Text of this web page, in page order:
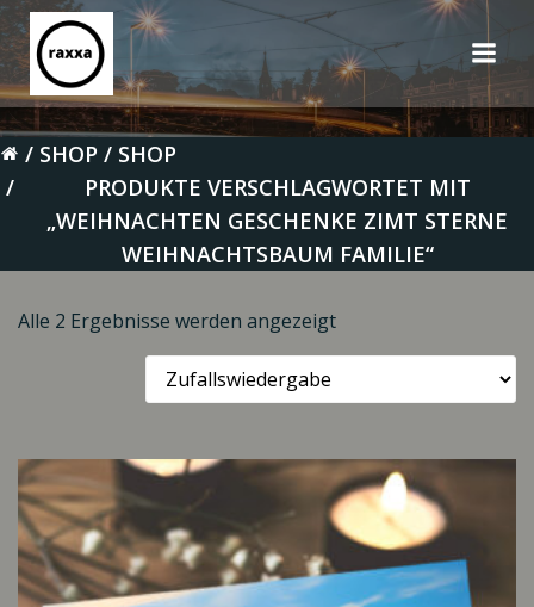
Zum
springen
SHOP
SHOP
PRODUKTE VERSCHLAGWORTET MIT
„WEIHNACHTEN GESCHENKE ZIMT STERNE
WEIHNACHTSBAUM FAMILIE“
Alle 2 Ergebnisse werden angezeigt